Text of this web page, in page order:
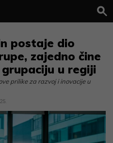
postaje dio
zajedno čine
u regiji
prilike za razvoj i inovacije u